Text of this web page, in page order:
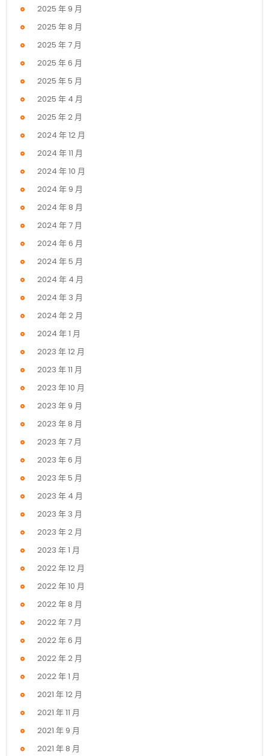
2025 年 9 月
2025 年 8 月
2025 年 7 月
2025 年 6 月
2025 年 5 月
2025 年 4 月
2025 年 2 月
2024 年 12 月
2024 年 11 月
2024 年 10 月
2024 年 9 月
2024 年 8 月
2024 年 7 月
2024 年 6 月
2024 年 5 月
2024 年 4 月
2024 年 3 月
2024 年 2 月
2024 年 1 月
2023 年 12 月
2023 年 11 月
2023 年 10 月
2023 年 9 月
2023 年 8 月
2023 年 7 月
2023 年 6 月
2023 年 5 月
2023 年 4 月
2023 年 3 月
2023 年 2 月
2023 年 1 月
2022 年 12 月
2022 年 10 月
2022 年 8 月
2022 年 7 月
2022 年 6 月
2022 年 2 月
2022 年 1 月
2021 年 12 月
2021 年 11 月
2021 年 9 月
2021 年 8 月